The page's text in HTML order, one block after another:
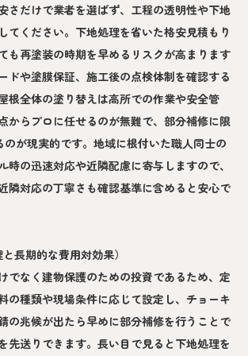
さだけで業者を選ばず、工程の透明性や下地
てください。下地処理を省いた格安見積もり
も再塗装の時期を早めるリスクが高まります
ドや塗膜保証、施工後の点検体制を確認する
根全体の塗り替えは高所での作業や安全管
からプロに任せるのが無難で、部分補修に限
のが現実的です。地域に根付いた職人同士の
時の迅速対応や近隣配慮に寄与しますので、
隣対応の丁寧さも確認基準に含めると安心で
長期的な費用対効果）
でなく建物保護のための投資であるため、定
の種類や現場条件に応じて設定し、チョーキ
の兆候が出たら早めに部分補修を行うことで
先送りできます。長い目で見ると下地処理を